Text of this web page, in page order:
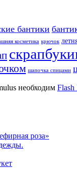
бантики
косметика крючок
шапочка спицами
необходим Flash
роза»